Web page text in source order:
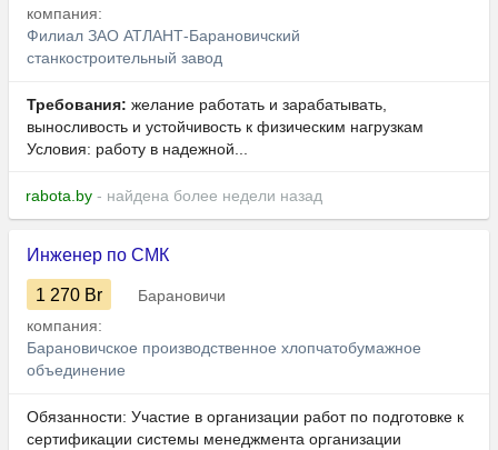
компания:
Филиал ЗАО АТЛАНТ-Барановичский
станкостроительный завод
Требования: желание работать и зарабатывать,
выносливость и устойчивость к физическим нагрузкам
Условия: работу в надежной...
rabota.by - найдена более недели назад
Инженер по СМК
1 270 Br
Барановичи
компания:
Барановичское производственное хлопчатобумажное
объединение
Обязанности: Участие в организации работ по подготовке к
сертификации системы менеджмента организации